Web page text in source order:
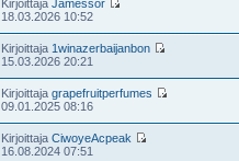
KirjoittajaJamessor
18.03.2026 10:52
Kirjoittaja 1winazerbaijanbon
15.03.2026 20:21
Kirjoittajagrapefruitperfumes
09.01.2025 08:16
KirjoittajaCiwoyeAcpeak
16.08.2024 07:51